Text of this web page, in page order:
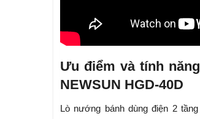
Ưu điểm và tính
NEWSUN HGD-40D
Lò nướng bánh dùng điện 2